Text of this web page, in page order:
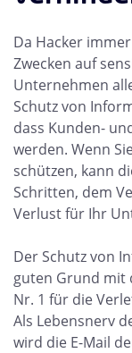
Da Hacker
Zwecken auf
Unternehmen
Schutz von
dass Kunden-
werden. Wenn
schützen, kann
Schritten, dem
Verlust für Ihr
Der Schutz von
guten Grund mit
Nr. 1 für die
Als Lebensnerv
wird die E-Mail